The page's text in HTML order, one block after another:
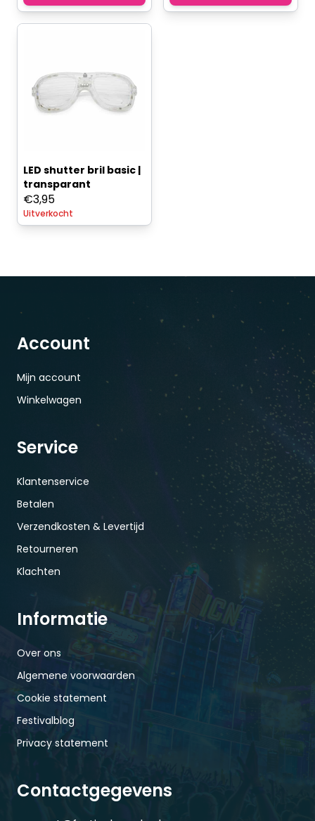
LED shutter bril basic |
transparant
€3,95
Uitverkocht
Account
Mijn account
Winkelwagen
Service
Klantenservice
Betalen
Verzendkosten & Levertijd
Retourneren
Klachten
Informatie
Over ons
Algemene voorwaarden
Cookie statement
Festivalblog
Privacy statement
Contactgegevens